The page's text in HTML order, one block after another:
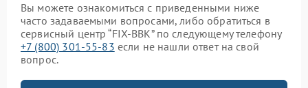
Вы можете ознакомиться с приведенными ниже
часто задаваемыми вопросами, либо обратиться в
сервисный центр “FIX-BBK” по следующему телефону
+7 (800) 301-55-83 если не нашли ответ на свой
вопрос.